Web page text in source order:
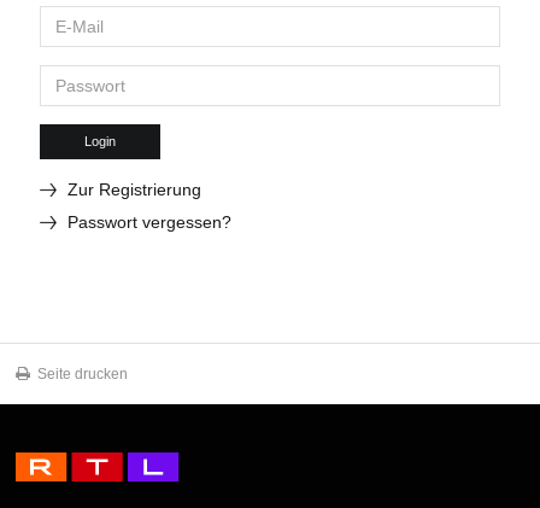
Login
Zur Registrierung
Passwort vergessen?
Seite drucken